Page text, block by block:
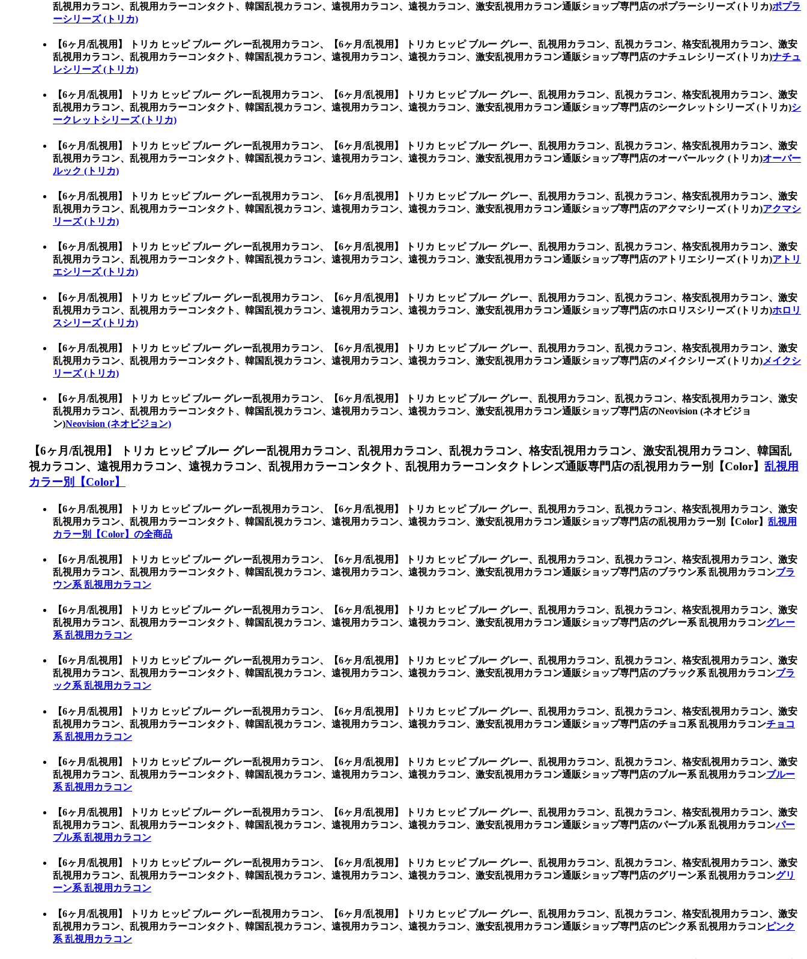
乱視用カラコン、乱視用カラーコンタクト、韓国乱視カラコン、遠視用カラコン、遠視カラコン、激安乱視用カラコン通販ショップ専門店のポプラーシリーズ (トリカ)ポプラ
ーシリーズ (トリカ)
【6ヶ月/乱視用】 トリカ ヒッピ ブルー グレー乱視用カラコン、
【6ヶ月/乱視用】 トリカ ヒッピ ブルー グレー、乱視用カラコン、乱視カラコン、格安乱視用カラコン、激安
乱視用カラコン、乱視用カラーコンタクト、韓国乱視カラコン、遠視用カラコン、遠視カラコン、激安乱視用カラコン通販ショップ専門店のナチュレシリーズ (トリカ)ナチュ
レシリーズ (トリカ)
【6ヶ月/乱視用】 トリカ ヒッピ ブルー グレー乱視用カラコン、
【6ヶ月/乱視用】 トリカ ヒッピ ブルー グレー、乱視用カラコン、乱視カラコン、格安乱視用カラコン、激安
乱視用カラコン、乱視用カラーコンタクト、韓国乱視カラコン、遠視用カラコン、遠視カラコン、激安乱視用カラコン通販ショップ専門店のシークレットシリーズ (トリカ)シ
ークレットシリーズ (トリカ)
【6ヶ月/乱視用】 トリカ ヒッピ ブルー グレー乱視用カラコン、
【6ヶ月/乱視用】 トリカ ヒッピ ブルー グレー、乱視用カラコン、乱視カラコン、格安乱視用カラコン、激安
乱視用カラコン、乱視用カラーコンタクト、韓国乱視カラコン、遠視用カラコン、遠視カラコン、激安乱視用カラコン通販ショップ専門店のオーバールック (トリカ)オーバー
ルック (トリカ)
【6ヶ月/乱視用】 トリカ ヒッピ ブルー グレー乱視用カラコン、
【6ヶ月/乱視用】 トリカ ヒッピ ブルー グレー、乱視用カラコン、乱視カラコン、格安乱視用カラコン、激安
乱視用カラコン、乱視用カラーコンタクト、韓国乱視カラコン、遠視用カラコン、遠視カラコン、激安乱視用カラコン通販ショップ専門店のアクマシリーズ (トリカ)アクマシ
リーズ (トリカ)
【6ヶ月/乱視用】 トリカ ヒッピ ブルー グレー乱視用カラコン、
【6ヶ月/乱視用】 トリカ ヒッピ ブルー グレー、乱視用カラコン、乱視カラコン、格安乱視用カラコン、激安
乱視用カラコン、乱視用カラーコンタクト、韓国乱視カラコン、遠視用カラコン、遠視カラコン、激安乱視用カラコン通販ショップ専門店のアトリエシリーズ (トリカ)アトリ
エシリーズ (トリカ)
【6ヶ月/乱視用】 トリカ ヒッピ ブルー グレー乱視用カラコン、
【6ヶ月/乱視用】 トリカ ヒッピ ブルー グレー、乱視用カラコン、乱視カラコン、格安乱視用カラコン、激安
乱視用カラコン、乱視用カラーコンタクト、韓国乱視カラコン、遠視用カラコン、遠視カラコン、激安乱視用カラコン通販ショップ専門店のホロリスシリーズ (トリカ)ホロリ
スシリーズ (トリカ)
【6ヶ月/乱視用】 トリカ ヒッピ ブルー グレー乱視用カラコン、
【6ヶ月/乱視用】 トリカ ヒッピ ブルー グレー、乱視用カラコン、乱視カラコン、格安乱視用カラコン、激安
乱視用カラコン、乱視用カラーコンタクト、韓国乱視カラコン、遠視用カラコン、遠視カラコン、激安乱視用カラコン通販ショップ専門店のメイクシリーズ (トリカ)メイクシ
リーズ (トリカ)
【6ヶ月/乱視用】 トリカ ヒッピ ブルー グレー乱視用カラコン、
【6ヶ月/乱視用】 トリカ ヒッピ ブルー グレー、乱視用カラコン、乱視カラコン、格安乱視用カラコン、激安
乱視用カラコン、乱視用カラーコンタクト、韓国乱視カラコン、遠視用カラコン、遠視カラコン、激安乱視用カラコン通販ショップ専門店のNeovision (ネオビジョ
ン)Neovision (ネオビジョン)
【6ヶ月/乱視用】 トリカ ヒッピ ブルー グレー乱視用カラコン、 乱視用カラコン、乱視カラコン、格安乱視用カラコン、激安乱視用カラコン、韓国乱
視カラコン、遠視用カラコン、遠視カラコン、乱視用カラーコンタクト、乱視用カラーコンタクトレンズ通販専門店の乱視用カラー別【Color】 乱視用
カラー別【Color】
【6ヶ月/乱視用】 トリカ ヒッピ ブルー グレー乱視用カラコン、
【6ヶ月/乱視用】 トリカ ヒッピ ブルー グレー、乱視用カラコン、乱視カラコン、格安乱視用カラコン、激安
乱視用カラコン、乱視用カラーコンタクト、韓国乱視カラコン、遠視用カラコン、遠視カラコン、激安乱視用カラコン通販ショップ専門店の乱視用カラー別【Color】 乱視用
カラー別【Color】の全商品
【6ヶ月/乱視用】 トリカ ヒッピ ブルー グレー乱視用カラコン、
【6ヶ月/乱視用】 トリカ ヒッピ ブルー グレー、乱視用カラコン、乱視カラコン、格安乱視用カラコン、激安
乱視用カラコン、乱視用カラーコンタクト、韓国乱視カラコン、遠視用カラコン、遠視カラコン、激安乱視用カラコン通販ショップ専門店のブラウン系 乱視用カラコンブラ
ウン系 乱視用カラコン
【6ヶ月/乱視用】 トリカ ヒッピ ブルー グレー乱視用カラコン、
【6ヶ月/乱視用】 トリカ ヒッピ ブルー グレー、乱視用カラコン、乱視カラコン、格安乱視用カラコン、激安
乱視用カラコン、乱視用カラーコンタクト、韓国乱視カラコン、遠視用カラコン、遠視カラコン、激安乱視用カラコン通販ショップ専門店のグレー系 乱視用カラコングレー
系 乱視用カラコン
【6ヶ月/乱視用】 トリカ ヒッピ ブルー グレー乱視用カラコン、
【6ヶ月/乱視用】 トリカ ヒッピ ブルー グレー、乱視用カラコン、乱視カラコン、格安乱視用カラコン、激安
乱視用カラコン、乱視用カラーコンタクト、韓国乱視カラコン、遠視用カラコン、遠視カラコン、激安乱視用カラコン通販ショップ専門店のブラック系 乱視用カラコンブラ
ック系 乱視用カラコン
【6ヶ月/乱視用】 トリカ ヒッピ ブルー グレー乱視用カラコン、
【6ヶ月/乱視用】 トリカ ヒッピ ブルー グレー、乱視用カラコン、乱視カラコン、格安乱視用カラコン、激安
乱視用カラコン、乱視用カラーコンタクト、韓国乱視カラコン、遠視用カラコン、遠視カラコン、激安乱視用カラコン通販ショップ専門店のチョコ系 乱視用カラコンチョコ
系 乱視用カラコン
【6ヶ月/乱視用】 トリカ ヒッピ ブルー グレー乱視用カラコン、
【6ヶ月/乱視用】 トリカ ヒッピ ブルー グレー、乱視用カラコン、乱視カラコン、格安乱視用カラコン、激安
乱視用カラコン、乱視用カラーコンタクト、韓国乱視カラコン、遠視用カラコン、遠視カラコン、激安乱視用カラコン通販ショップ専門店のブルー系 乱視用カラコンブルー
系 乱視用カラコン
【6ヶ月/乱視用】 トリカ ヒッピ ブルー グレー乱視用カラコン、
【6ヶ月/乱視用】 トリカ ヒッピ ブルー グレー、乱視用カラコン、乱視カラコン、格安乱視用カラコン、激安
乱視用カラコン、乱視用カラーコンタクト、韓国乱視カラコン、遠視用カラコン、遠視カラコン、激安乱視用カラコン通販ショップ専門店のパープル系 乱視用カラコンパー
プル系 乱視用カラコン
【6ヶ月/乱視用】 トリカ ヒッピ ブルー グレー乱視用カラコン、
【6ヶ月/乱視用】 トリカ ヒッピ ブルー グレー、乱視用カラコン、乱視カラコン、格安乱視用カラコン、激安
乱視用カラコン、乱視用カラーコンタクト、韓国乱視カラコン、遠視用カラコン、遠視カラコン、激安乱視用カラコン通販ショップ専門店のグリーン系 乱視用カラコングリ
ーン系 乱視用カラコン
【6ヶ月/乱視用】 トリカ ヒッピ ブルー グレー乱視用カラコン、
【6ヶ月/乱視用】 トリカ ヒッピ ブルー グレー、乱視用カラコン、乱視カラコン、格安乱視用カラコン、激安
乱視用カラコン、乱視用カラーコンタクト、韓国乱視カラコン、遠視用カラコン、遠視カラコン、激安乱視用カラコン通販ショップ専門店のピンク系 乱視用カラコンピンク
系 乱視用カラコン